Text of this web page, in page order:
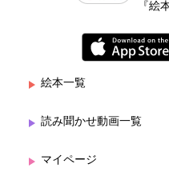
『絵
絵本一覧
読み聞かせ動画一覧
マイページ